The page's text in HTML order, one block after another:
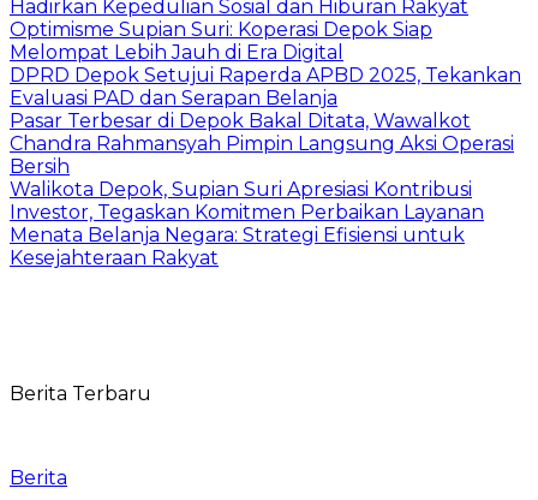
Hadirkan Kepedulian Sosial dan Hiburan Rakyat
Optimisme Supian Suri: Koperasi Depok Siap
Melompat Lebih Jauh di Era Digital
DPRD Depok Setujui Raperda APBD 2025, Tekankan
Evaluasi PAD dan Serapan Belanja
Pasar Terbesar di Depok Bakal Ditata, Wawalkot
Chandra Rahmansyah Pimpin Langsung Aksi Operasi
Bersih
Walikota Depok, Supian Suri Apresiasi Kontribusi
Investor, Tegaskan Komitmen Perbaikan Layanan
Menata Belanja Negara: Strategi Efisiensi untuk
Kesejahteraan Rakyat
Berita Terbaru
Berita